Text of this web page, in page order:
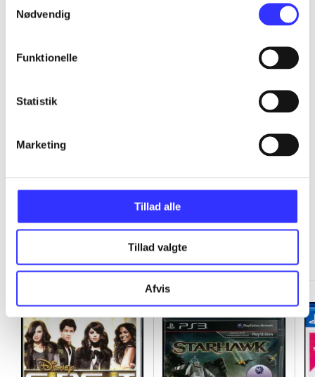
Nødvendig
Funktionelle
Statistik
Marketing
Tillad alle
Tillad valgte
Afvis
...